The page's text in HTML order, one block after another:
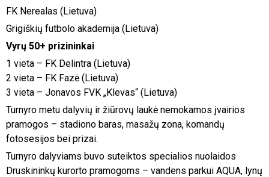
FK Nerealas (Lietuva)
Grigiškių futbolo akademija (Lietuva)
Vyrų 50+ prizininkai
1 vieta – FK Delintra (Lietuva)
2 vieta – FK Fazė (Lietuva)
3 vieta – Jonavos FVK „Klevas“ (Lietuva)
Turnyro metu dalyvių ir žiūrovų laukė nemokamos įvairios
pramogos – stadiono baras, masažų zona, komandų
fotosesijos bei prizai.
Turnyro dalyviams buvo suteiktos specialios nuolaidos
Druskininkų kurorto pramogoms – vandens parkui AQUA, lynų